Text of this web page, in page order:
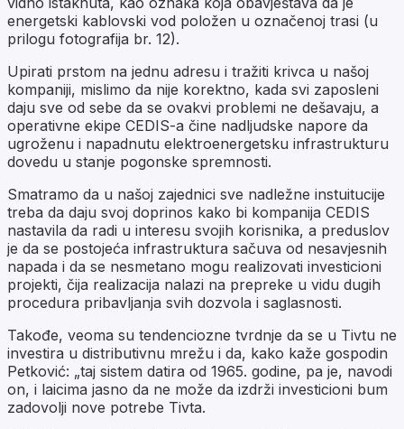
energetski kablovski vod položen u označenoj trasi (u
prilogu fotografija br. 12).
Upirati prstom na jednu adresu i tražiti krivca u našoj
kompaniji, mislimo da nije korektno, kada svi zaposleni
daju sve od sebe da se ovakvi problemi ne dešavaju, a
operativne ekipe CEDIS-a čine nadljudske napore da
ugroženu i napadnutu elektroenergetsku infrastrukturu
dovedu u stanje pogonske spremnosti.
Smatramo da u našoj zajednici sve nadležne instuitucije
treba da daju svoj doprinos kako bi kompanija CEDIS
nastavila da radi u interesu svojih korisnika, a preduslov
je da se postojeća infrastruktura sačuva od nesavjesnih
napada i da se nesmetano mogu realizovati investicioni
projekti, čija realizacija nalazi na prepreke u vidu dugih
procedura pribavljanja svih dozvola i saglasnosti.
Takođe, veoma su tendenciozne tvrdnje da se u Tivtu ne
investira u distributivnu mrežu i da, kako kaže gospodin
Petković: „taj sistem datira od 1965. godine, pa je, navodi
on, i laicima jasno da ne može da izdrži investicioni bum
zadovolji nove potrebe Tivta.